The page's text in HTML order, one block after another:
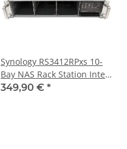
Synology RS3412RPxs 10-
Bay NAS Rack Station Intel
i3-2100 DC 3.1GHz 2GB
349,90 € *